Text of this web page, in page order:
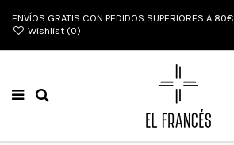
ENVÍOS GRATIS CON PEDIDOS SUPERIORES A 80€
Wishlist (0)